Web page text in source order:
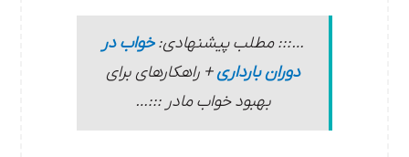
…::: مطلب پیشنهادی:خواب در
دوران بارداری+ راهکارهای برای
بهبود خواب مادر :::…